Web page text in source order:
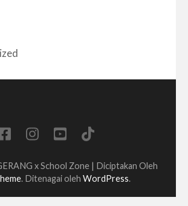
x School Zone | Diciptakan Oleh
. Ditenagai oleh WordPress.